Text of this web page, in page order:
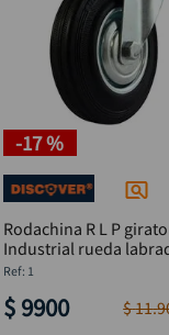
-17 %
Rodachina R L P
Industrial rueda
DISCOVER
: 1
$ 9900 $11.